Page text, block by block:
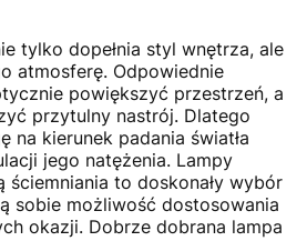
tylko dopełnia styl wnętrza, ale
atmosferę. Odpowiednie
powiększyć przestrzeń, a
przytulny nastrój. Dlatego
na kierunek padania światła
jego natężenia. Lampy
ściemniania to doskonały wybór
sobie możliwość dostosowania
okazji. Dobrze dobrana lampa